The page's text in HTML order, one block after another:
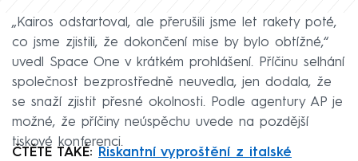
„Kairos odstartoval, ale přerušili jsme let rakety poté,
co jsme zjistili, že dokončení mise by bylo obtížné,“
uvedl Space One v krátkém prohlášení. Příčinu selhání
společnost bezprostředně neuvedla, jen dodala, že
se snaží zjistit přesné okolnosti. Podle agentury AP je
možné, že příčiny neúspěchu uvede na pozdější
tiskové konferenci.
ČTĚTE TAKÉ: Riskantní vyproštění z italské